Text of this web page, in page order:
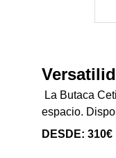
La Butaca
espacio.
DESDE: 310€